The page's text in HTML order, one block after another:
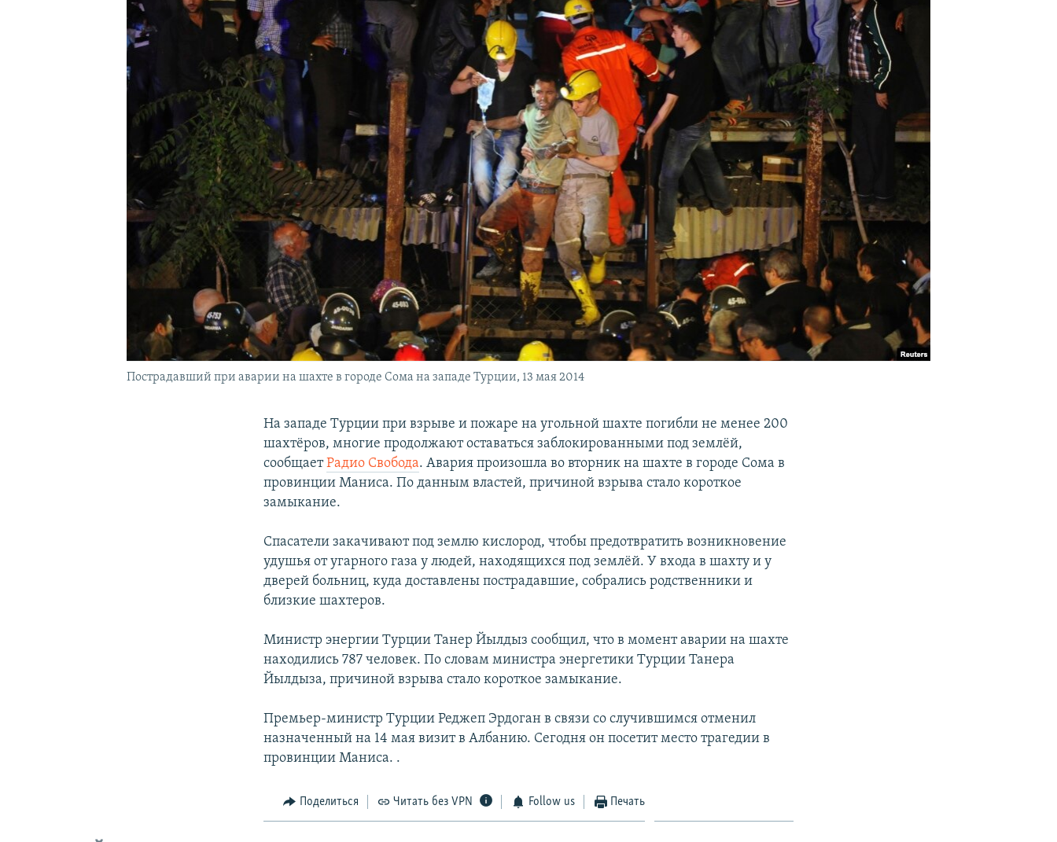
КРЫМ.НЕПОКОРЕННЫЙ
УКРАИНСКАЯ ПРОБЛЕМА КРЫМА
Пострадавший при аварии на шахте в городе Сома на западе Турции, 13 мая 2014
На западе Турции при взрыве и пожаре на угольной шахте погибли не менее 200
шахтёров, многие продолжают оставаться заблокированными под землёй,
сообщаетРадио Свобода. Авария произошла во вторник на шахте в городе Сома в
провинции Маниса. По данным властей, причиной взрыва стало короткое
замыкание.
Спасатели закачивают под землю кислород, чтобы предотвратить возникновение
удушья от угарного газа у людей, находящихся под землёй. У входа в шахту и у
дверей больниц, куда доставлены пострадавшие, собрались родственники и
близкие шахтеров.
Министр энергии Турции Танер Йылдыз сообщил, что в момент аварии на шахте
находились 787 человек. По словам министра энергетики Турции Танера
Йылдыза, причиной взрыва стало короткое замыкание.
Премьер-министр Турции Реджеп Эрдоган в связи со случившимся отменил
назначенный на 14 мая визит в Албанию. Сегодня он посетит место трагедии в
провинции Маниса. .
Поделиться Читать без VPN Follow us Печать